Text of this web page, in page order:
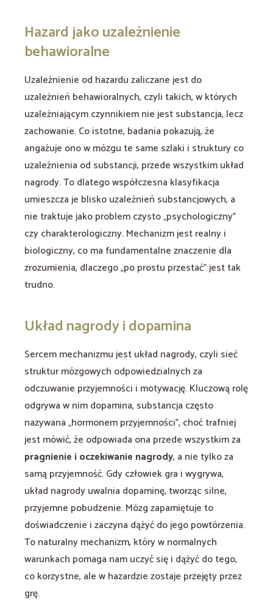
Hazard jako uzależnienie
behawioralne
Uzależnienie od hazardu zaliczane jest do
uzależnień behawioralnych, czyli takich, w których
uzależniającym czynnikiem nie jest substancja, lecz
zachowanie. Co istotne, badania pokazują, że
angażuje ono w mózgu te same szlaki i struktury co
uzależnienia od substancji, przede wszystkim układ
nagrody. To dlatego współczesna klasyfikacja
umieszcza je blisko uzależnień substancjowych, a
nie traktuje jako problem czysto „psychologiczny”
czy charakterologiczny. Mechanizm jest realny i
biologiczny, co ma fundamentalne znaczenie dla
zrozumienia, dlaczego „po prostu przestać” jest tak
trudno.
Układ nagrody i dopamina
Sercem mechanizmu jest układ nagrody, czyli sieć
struktur mózgowych odpowiedzialnych za
odczuwanie przyjemności i motywację. Kluczową rolę
odgrywa w nim dopamina, substancja często
nazywana „hormonem przyjemności”, choć trafniej
jest mówić, że odpowiada ona przede wszystkim za
pragnienie i oczekiwanie nagrody, a nie tylko za
samą przyjemność. Gdy człowiek gra i wygrywa,
układ nagrody uwalnia dopaminę, tworząc silne,
przyjemne pobudzenie. Mózg zapamiętuje to
doświadczenie i zaczyna dążyć do jego powtórzenia.
To naturalny mechanizm, który w normalnych
warunkach pomaga nam uczyć się i dążyć do tego,
co korzystne, ale w hazardzie zostaje przejęty przez
grę.